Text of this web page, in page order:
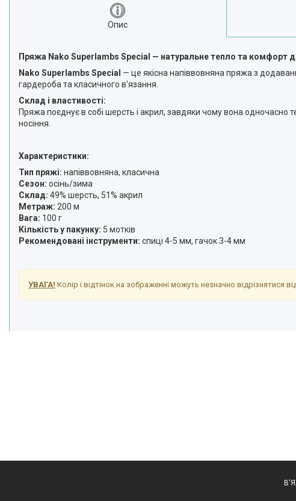
Опис
Пряжа Nako Superlambs Special — натуральне тепло та комфорт
Nako Superlambs Special — це якісна напіввовняна пряжа з
гардероба та класичного в'язання.
Склад і властивості:
Пряжа поєднує в собі шерсть і акрил, завдяки чому вона одночасно
носіння.
Характеристики:
Тип пряжі: напіввовняна, класична
Сезон: осінь/зима
Склад: 49% шерсть, 51% акрил
Метраж: 200 м
Вага: 100 г
Кількість у пакунку: 5 мотків
Рекомендовані інструменти: спиці 4-5 мм, гачок 3-4 мм
УВАГА! Колір і відтінок на зображенні можуть незначно відрізнятися